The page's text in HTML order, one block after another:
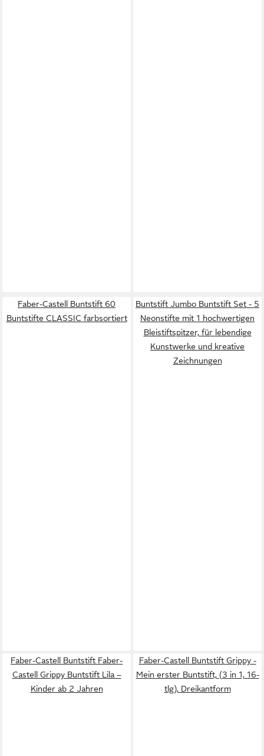
Faber-Castell Buntstift 60
Buntstifte CLASSIC farbsortiert
Buntstift Jumbo Buntstift Set - 5
Neonstifte mit 1 hochwertigen
Bleistiftspitzer, für lebendige
Kunstwerke und kreative
Zeichnungen
Faber-Castell Buntstift Faber-
Castell Grippy Buntstift Lila –
Kinder ab 2 Jahren
Faber-Castell Buntstift Grippy -
Mein erster Buntstift, (3 in 1, 16-
tlg), Dreikantform